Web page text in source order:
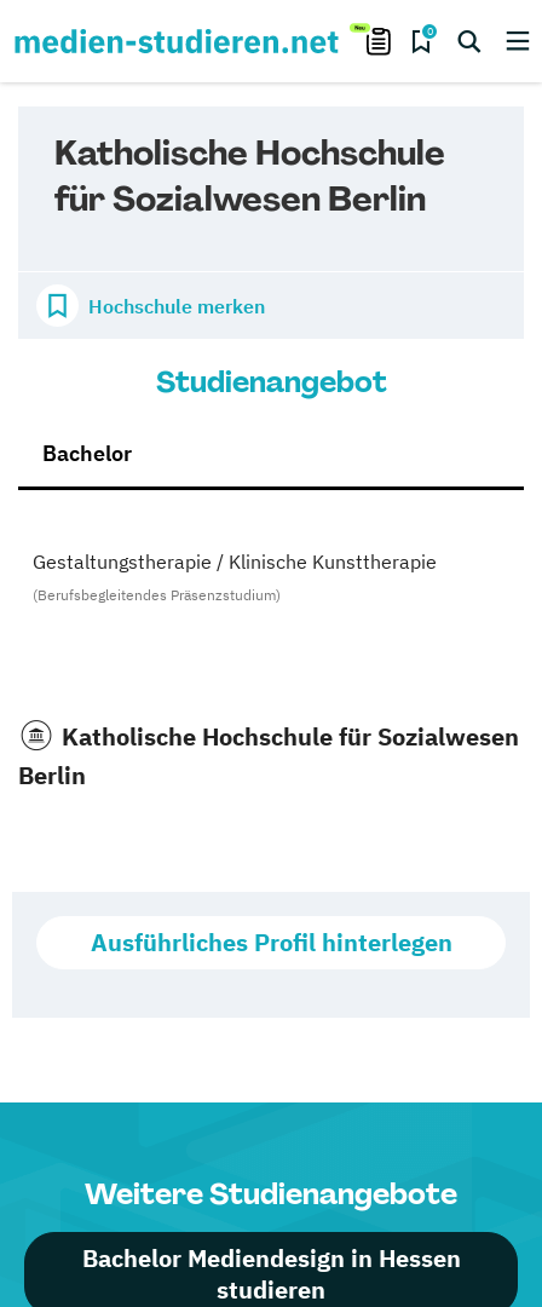
0
Katholische Hochschule
für Sozialwesen Berlin
Hochschule merken
Studienangebot
Bachelor
Gestaltungstherapie / Klinische Kunsttherapie
(Berufsbegleitendes Präsenzstudium)
Katholische Hochschule für Sozialwesen
Berlin
Ausführliches Profil hinterlegen
Weitere Studienangebote
Bachelor Mediendesign in Hessen
studieren